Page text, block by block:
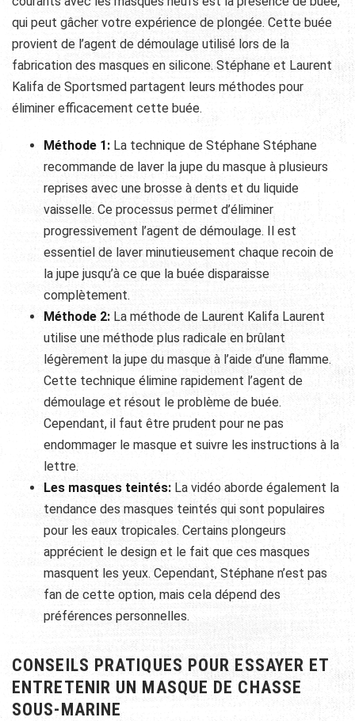
qui peut gâcher votre expérience de plongée. Cette buée
provient de l’agent de démoulage utilisé lors de la
fabrication des masques en silicone. Stéphane et Laurent
Kalifa de Sportsmed partagent leurs méthodes pour
éliminer efficacement cette buée.
Méthode 1: La technique de Stéphane Stéphane
recommande de laver la jupe du masque à plusieurs
reprises avec une brosse à dents et du liquide
vaisselle. Ce processus permet d’éliminer
progressivement l’agent de démoulage. Il est
essentiel de laver minutieusement chaque recoin de
la jupe jusqu’à ce que la buée disparaisse
complètement.
Méthode 2: La méthode de Laurent Kalifa Laurent
utilise une méthode plus radicale en brûlant
légèrement la jupe du masque à l’aide d’une flamme.
Cette technique élimine rapidement l’agent de
démoulage et résout le problème de buée.
Cependant, il faut être prudent pour ne pas
endommager le masque et suivre les instructions à la
lettre.
Les masques teintés: La vidéo aborde également la
tendance des masques teintés qui sont populaires
pour les eaux tropicales. Certains plongeurs
apprécient le design et le fait que ces masques
masquent les yeux. Cependant, Stéphane n’est pas
fan de cette option, mais cela dépend des
préférences personnelles.
CONSEILS PRATIQUES POUR ESSAYER ET
ENTRETENIR UN MASQUE DE CHASSE
SOUS-MARINE